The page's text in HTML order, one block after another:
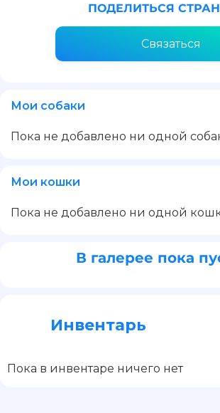
ПОДЕЛИТЬСЯ
Связаться
Мои собаки
Пока не добавлено ни одной
Мои кошки
Пока не добавлено ни одной
В галерее пока
Инвентарь
Пока в инвентаре ничего нет